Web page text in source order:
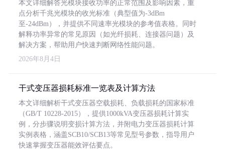
本文详细解答光模块接收功率的正常范围及影响因素，重
点分析千兆光模块的收光标准（典型值为-3dBm
至-24dBm），并提供不同速率光模块的参考值表格。同时
解释功率异常的常见原因（如光纤损耗、连接器问题）及
解决方案，帮助用户快速判断网络性能问题。
2026年8月4日
干式变压器损耗标准一览表及计算方法
本文详细解析干式变压器空载损耗、负载损耗的国家标准
（GB/T 10228-2015），提供1000kVA变压器损耗计算实
例，分步骤说明变损计算方法，并附电力变压器损耗计算
实例表格，涵盖SCB10/SCB13等常见型号参数，指导用户
快速掌握变压器能效评估要点。